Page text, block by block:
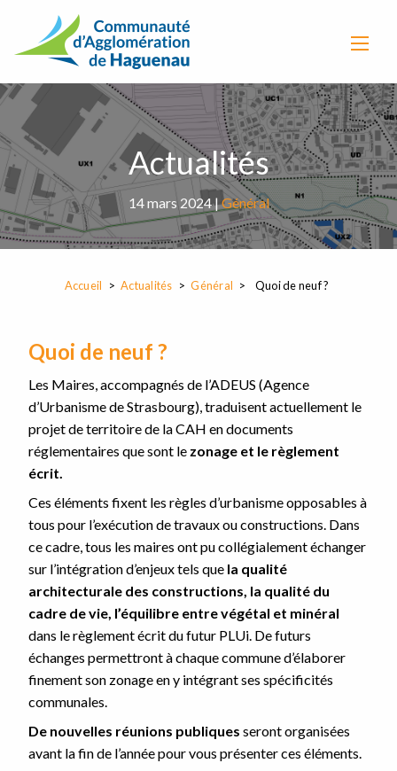
Actualités
14 mars 2024 |Général
Accueil Actualités Général Quoi de neuf ?
Quoi de neuf ?
Les Maires, accompagnés de l’ADEUS (Agence
d’Urbanisme de Strasbourg), traduisent actuellement le
projet de territoire de la CAH en documents
réglementaires que sont le zonage et le règlement
écrit.
Ces éléments fixent les règles d’urbanisme opposables à
tous pour l’exécution de travaux ou constructions. Dans
ce cadre, tous les maires ont pu collégialement échanger
sur l’intégration d’enjeux tels que la qualité
architecturale des constructions, la qualité du
cadre de vie, l’équilibre entre végétal et minéral
dans le règlement écrit du futur PLUi. De futurs
échanges permettront à chaque commune d’élaborer
finement son zonage en y intégrant ses spécificités
communales.
De nouvelles réunions publiques seront organisées
avant la fin de l’année pour vous présenter ces éléments.